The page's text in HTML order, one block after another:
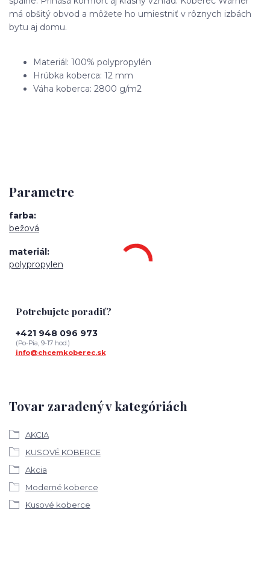
má obšitý obvod a môžete ho umiestniť v rôznych izbách
bytu aj domu.
Materiál: 100% polypropylén
Hrúbka koberca: 12 mm
Váha koberca: 2800 g/m2
Parametre
farba
bežová
materiál
polypropylen
Tovar zaradený v kategóriách
AKCIA
KUSOVÉ KOBERCE
Akcia
Moderné koberce
Kusové koberce
Potrebujete poradiť?
+421 948 096 973
(Po-Pia, 9-17 hod.)
info@chcemkoberec.sk